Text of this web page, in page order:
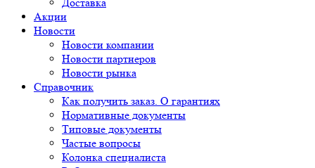
Акции
Новости
Новости компании
Новости партнеров
Новости рынка
Справочник
Как получить заказ. О гарантиях
Нормативные документы
Типовые документы
Частые вопросы
Колонка специалиста